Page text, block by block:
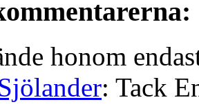
honom
: Tack